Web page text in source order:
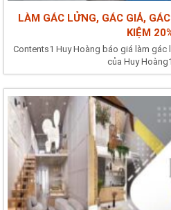
LÀM GÁC LỬNG, GÁC GIẢ,
KIỆM 20%
Contents1 Huy Hoàng báo giá làm
của Huy